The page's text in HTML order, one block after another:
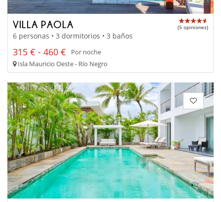
VILLA PAOLA (5 opiniones)
6 personas • 3 dormitorios • 3 baños
315 € - 460 €
Por noche
Isla Mauricio Oeste - Río Negro